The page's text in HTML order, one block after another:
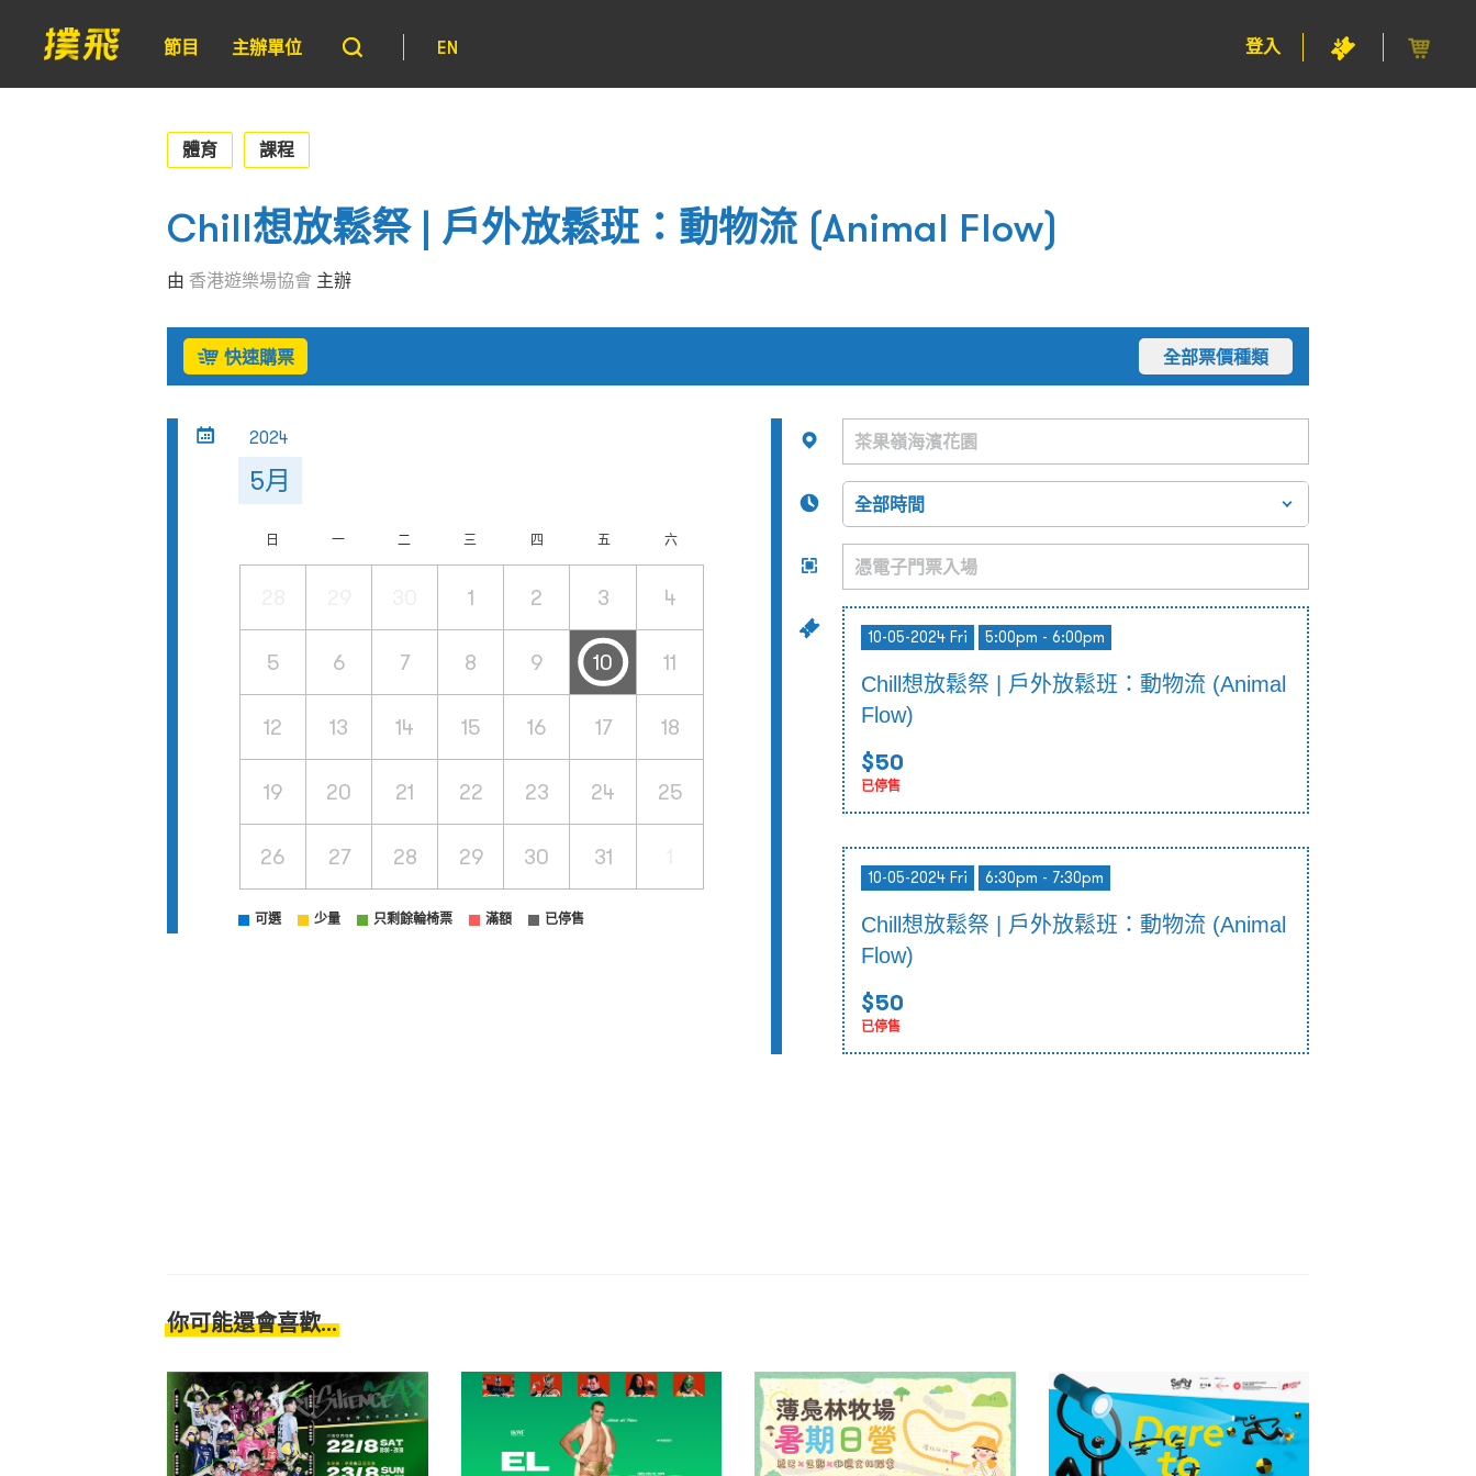
節目 主辦單位 EN 登入
體育 課程
Chill想放鬆祭 | 戶外放鬆班：動物流 (Animal Flow)
由 香港遊樂場協會 主辦
快速購票 全部票價種類
2024
5月
日 一 二 三 四 五 六
1 2 3 4
5 6 7 8 9 10 11
12 13 14 15 16 17 18
19 20 21 22 23 24 25
26 27 28 29 30 31
可選 少量 只剩餘輪椅票 滿額 已停售
10-05-2024 Fri 5:00pm - 6:00pm
Chill想放鬆祭 | 戶外放鬆班：動物流 (Animal
Flow)
$50
已停售
10-05-2024 Fri 6:30pm - 7:30pm
Chill想放鬆祭 | 戶外放鬆班：動物流 (Animal
Flow)
$50
已停售
你可能還會喜歡...